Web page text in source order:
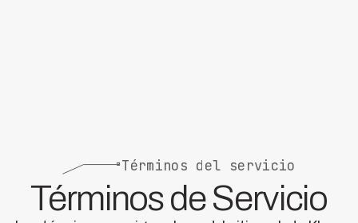
Términos del servicio
Términos de Servicio